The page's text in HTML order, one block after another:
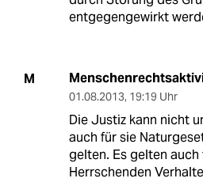
entgegengewirkt
M
01.08.2013, 19:19 Uhr
Die Justiz kann nicht
auch für sie
gelten. Es gelten auch
Herrschenden